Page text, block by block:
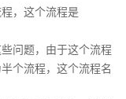
，这个流程是
问题，由于这个流程
个流程，这个流程名